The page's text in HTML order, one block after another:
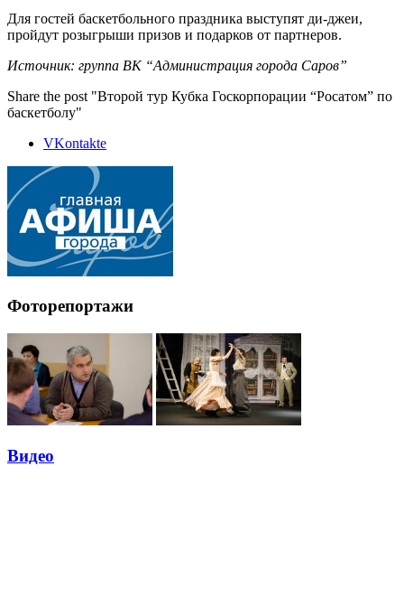
Для гостей баскетбольного праздника выступят ди-джеи,
пройдут розыгрыши призов и подарков от партнеров.
Источник: группа ВК “Администрация города Саров”
Share the post "Второй тур Кубка Госкорпорации “Росатом” по
баскетболу"
VKontakte
Фоторепортажи
Видео